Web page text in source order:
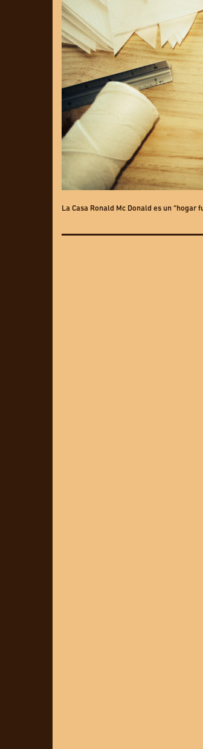
La Casa Ronald Mc Donald es un “hogar